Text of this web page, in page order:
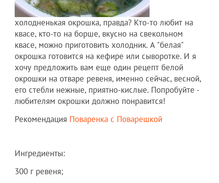
холодненькая окрошка, правда? Кто-то любит на
квасе, кто-то на борше, вкусно на свекольном
квасе, можно приготовить холодник. А "белая"
окрошка готовится на кефире или сыворотке. И я
хочу предложить вам еще один рецепт белой
окрошки на отваре ревеня, именно сейчас, весной,
его стебли нежные, приятно-кислые. Попробуйте -
любителям окрошки должно понравится!
Рекомендация Поваренка с Поварешкой
Ингредиенты:
300 г ревеня;